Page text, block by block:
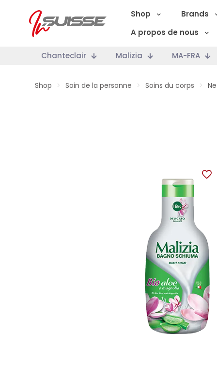
Shop Brands
A propos de nous
Chanteclair Malizia MA-FRA
Shop > Soin de la personne > Soins du corps >